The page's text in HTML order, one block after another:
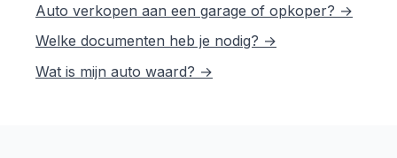
Auto verkopen aan een garage of opkoper? →
Welke documenten heb je nodig? →
Wat is mijn auto waard? →